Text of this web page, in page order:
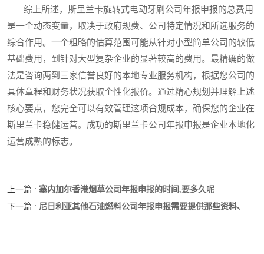
综上所述，斯里兰卡旋转式电动牙刷公司年报申报的总费用
是一个动态变量，取决于政府规费、公司特定情况和所选服务的
综合作用。一个粗略的估算范围可能从针对小型简单公司的较低
基础费用，到针对大型复杂企业的显著较高的费用。最精确的做
法是咨询两到三家信誉良好的本地专业服务机构，根据您公司的
具体章程和财务状况获取个性化报价。通过精心规划并理解上述
核心要点，您完全可以有效管理这项合规成本，确保您的企业在
斯里兰卡稳健运营。成功的斯里兰卡公司年报申报是企业本地化
运营成熟的标志。
上一篇 : 塞内加尔香港烟草公司年报申报的时间,要多久呢
下一篇 : 尼日利亚其他石油燃料公司年报申报需要提供那些资料、材